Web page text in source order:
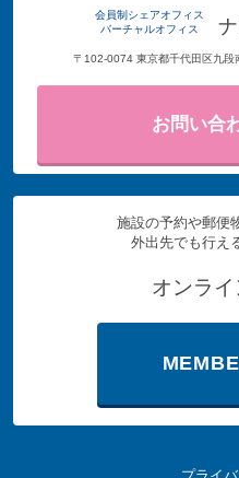
会員制シェアオフィス
バーチャルオフィス
〒102-0074 東京都千代田区九段
お問い合
施設の予約や郵便
外出先でも行え
オンラ